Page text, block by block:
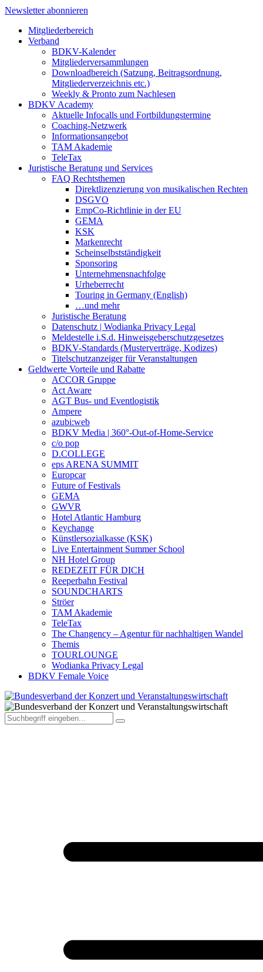
Newsletter abonnieren
Mitgliederbereich
Verband
BDKV-Kalender
Mitgliederversammlungen
Downloadbereich (Satzung, Beitragsordnung,
Mitgliederverzeichnis etc.)
Weekly & Pronto zum Nachlesen
BDKV Academy
Aktuelle Infocalls und Fortbildungstermine
Coaching-Netzwerk
Informationsangebot
TAM Akademie
TeleTax
Juristische Beratung und Services
FAQ Rechtsthemen
Direktlizenzierung von musikalischen Rechten
DSGVO
EmpCo-Richtlinie in der EU
GEMA
KSK
Markenrecht
Scheinselbstständigkeit
Sponsoring
Unternehmensnachfolge
Urheberrecht
Touring in Germany (English)
…und mehr
Juristische Beratung
Datenschutz | Wodianka Privacy Legal
Meldestelle i.S.d. Hinweisgeberschutzgesetzes
BDKV-Standards (Musterverträge, Kodizes)
Titelschutzanzeiger für Veranstaltungen
Geldwerte Vorteile und Rabatte
ACCOR Gruppe
Act Aware
AGT Bus- und Eventlogistik
Ampere
azubi:web
BDKV Media | 360°-Out-of-Home-Service
c/o pop
D.COLLEGE
eps ARENA SUMMIT
Europcar
Future of Festivals
GEMA
GWVR
Hotel Atlantic Hamburg
Keychange
Künstlersozialkasse (KSK)
Live Entertainment Summer School
NH Hotel Group
REDEZEIT FÜR DICH
Reeperbahn Festival
SOUNDCHARTS
Ströer
TAM Akademie
TeleTax
The Changency – Agentur für nachhaltigen Wandel
Themis
TOURLOUNGE
Wodianka Privacy Legal
BDKV Female Voice